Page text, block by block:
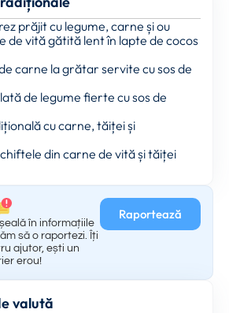
prăjit cu legume, carne și ou
de vită gătită lent în lapte de cocos
carne la grătar servite cu sos de
de legume fierte cu sos de
cu carne, tăiței și
chiftele din carne de vită și tăiței
în informațiile
să o raportezi. Îți
ajutor, ești un
erou!
Raportează
valută